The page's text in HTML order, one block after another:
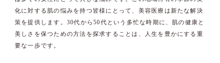
化に対する肌の悩みを持つ皆様にとって、美容医療は新たな解決
策を提供します。30代から50代という多忙な時期に、肌の健康と
美しさを保つための方法を探求することは、人生を豊かにする重
要な一歩です。